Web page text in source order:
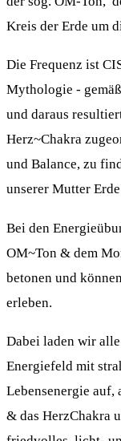
Kreis der Erde um
Die Frequenz ist
Mythologie -
und daraus
Herz~Chakra
und Balance, zu
unserer Mutter
Bei den
OM~Ton & dem
betonen und
erleben.
Dabei laden wir
Energiefeld mit
Lebensenergie
& das HerzChakra